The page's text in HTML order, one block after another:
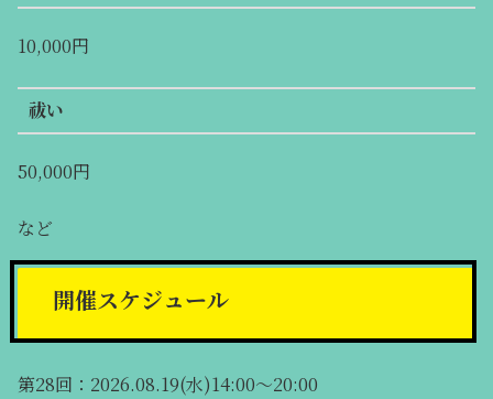
10,000円
祓い
50,000円
など
開催スケジュール
第28回：2026.08.19(水)14:00～20:00